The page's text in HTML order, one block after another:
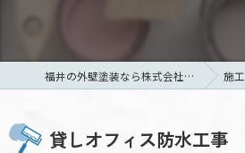
福井の外壁塗装なら株式会社タバタ 施工事例
貸しオフィス防水工事